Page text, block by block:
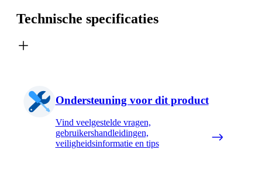
Technische specificaties
Ondersteuning voor dit product
Vind veelgestelde vragen,
gebruikershandleidingen,
veiligheidsinformatie en tips